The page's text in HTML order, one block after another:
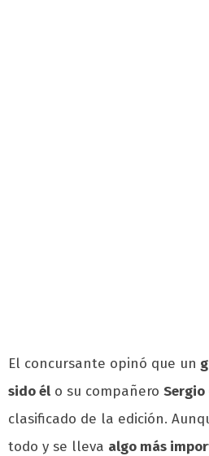
El concursante opinó que un
sido él o su compañero Sergio
clasificado de la edición.
todo y se lleva algo más